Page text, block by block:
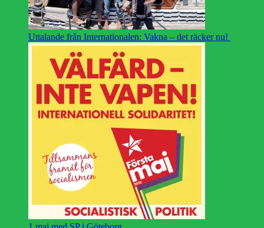
Uttalande från Internationalen: Vakna – det räcker nu!